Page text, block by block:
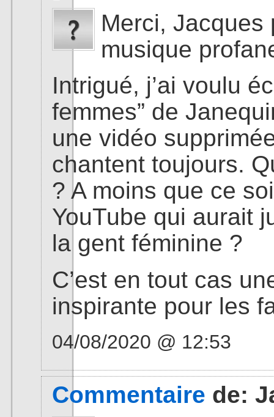
Merci, Jacques
musique
Intrigué, j’ai voulu
femmes” de
une vidéo
chantent toujours.
? A moins que ce
YouTube qui aurait
la gent féminine ?
C’est en tout cas
inspirante pour les
04/08/2020 @ 12:53
Commentaire de: